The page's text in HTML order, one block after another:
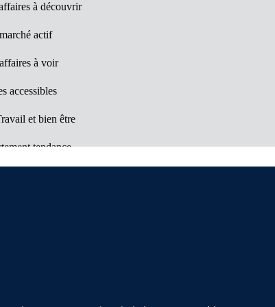
à découvrir
actif
à voir
accessibles
et bien être
tendance